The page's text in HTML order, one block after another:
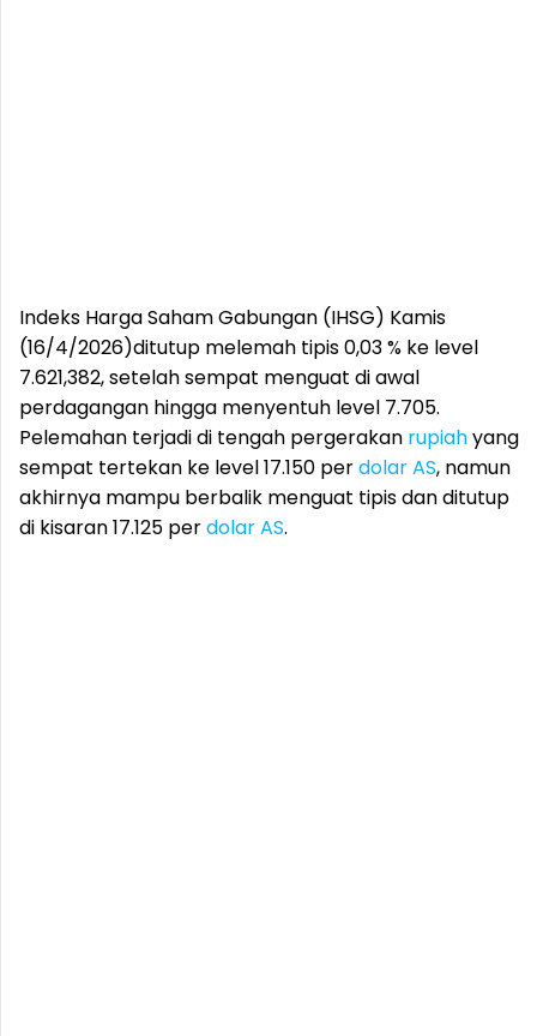
Indeks Harga Saham Gabungan (IHSG) Kamis
(16/4/2026)ditutup melemah tipis 0,03 % ke level
7.621,382, setelah sempat menguat di awal
perdagangan hingga menyentuh level 7.705.
Pelemahan terjadi di tengah pergerakan rupiahyang
sempat tertekan ke level 17.150 perdolar AS, namun
akhirnya mampu berbalik menguat tipis dan ditutup
di kisaran 17.125 perdolar AS.